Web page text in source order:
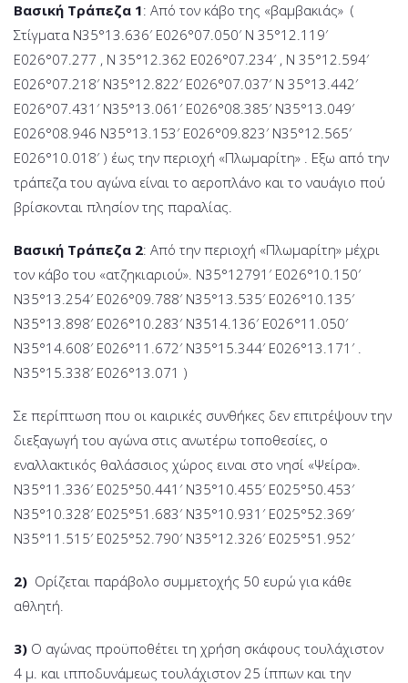
Βασική Τράπεζα 1: Από τον κάβο της «βαμβακιάς» (
Στίγματα Ν35°13.636′ Ε026°07.050′ Ν 35°12.119′
Ε026°07.277 , Ν 35°12.362 Ε026°07.234′ , Ν 35°12.594′
Ε026°07.218′ Ν35°12.822′ Ε026°07.037′ Ν 35°13.442′
Ε026°07.431′ Ν35°13.061′ Ε026°08.385′ Ν35°13.049′
Ε026°08.946 Ν35°13.153′ Ε026°09.823′ Ν35°12.565′
Ε026°10.018′ ) έως την περιοχή «Πλωμαρίτη» . Εξω από την
τράπεζα του αγώνα είναι το αεροπλάνο και το ναυάγιο πού
βρίσκονται πλησίον της παραλίας.
Βασική Τράπεζα 2: Από την περιοχή «Πλωμαρίτη» μέχρι
τον κάβο του «ατζηκιαριού». Ν35°12791′ Ε026°10.150′
Ν35°13.254′ Ε026°09.788′ Ν35°13.535′ Ε026°10.135′
Ν35°13.898′ Ε026°10.283′ Ν3514.136′ Ε026°11.050′
Ν35°14.608′ Ε026°11.672′ Ν35°15.344′ Ε026°13.171′ .
Ν35°15.338′ Ε026°13.071 )
Σε περίπτωση που οι καιρικές συνθήκες δεν επιτρέψουν την
διεξαγωγή του αγώνα στις ανωτέρω τοποθεσίες, ο
εναλλακτικός θαλάσσιος χώρος ειναι στο νησί «Ψείρα».
Ν35°11.336′ Ε025°50.441′ Ν35°10.455′ Ε025°50.453′
Ν35°10.328′ Ε025°51.683′ Ν35°10.931′ Ε025°52.369′
Ν35°11.515′ Ε025°52.790′ Ν35°12.326′ Ε025°51.952′
2) Ορίζεται παράβολο συμμετοχής 50 ευρώ για κάθε
αθλητή.
3) Ο αγώνας προϋποθέτει τη χρήση σκάφους τουλάχιστον
4 μ. και ιπποδυνάμεως τουλάχιστον 25 ίππων και την